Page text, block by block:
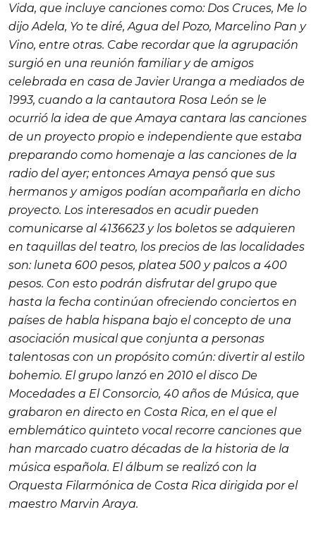
Vida, que incluye canciones como: Dos Cruces, Me lo
dijo Adela, Yo te diré,Agua del Pozo, Marcelino Pan y
Vino, entre otras. Cabe recordar que la agrupación
surgió en una reunión familiar y de amigos
celebrada en casa de Javier Uranga a mediados de
1993, cuando a la cantautora Rosa León se le
ocurrió la idea de que Amaya cantara las canciones
de un proyecto propio e independiente que estaba
preparando como homenaje a las canciones de la
radio del ayer; entonces Amaya pensó que sus
hermanos y amigos podían acompañarla en dicho
proyecto. Los interesados en acudir pueden
comunicarse al 4136623 y los boletos se adquieren
en taquillas del teatro, los precios de las localidades
son: luneta 600 pesos, platea 500 y palcos a 400
pesos. Con esto podrán disfrutar del grupo que
hasta la fecha continúan ofreciendo conciertos en
países de habla hispana bajo el concepto de una
asociación musical que conjunta a personas
talentosas con un propósito común: divertir al estilo
bohemio. El grupo lanzó en 2010 el disco De
Mocedades a El Consorcio, 40 años de Música, que
grabaron en directo en Costa Rica, en el que el
emblemático quinteto vocal recorre canciones que
han marcado cuatro décadas de la historia de la
música española. El álbum se realizó con la
Orquesta Filarmónica de Costa Rica dirigida por el
maestro Marvin Araya.